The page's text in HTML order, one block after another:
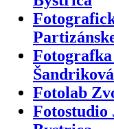
Fotolab
Fotostudio